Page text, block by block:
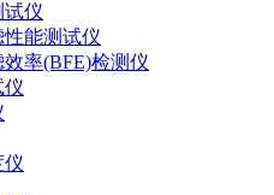
试仪
能测试仪
率(BFE)检测仪
仪
仪